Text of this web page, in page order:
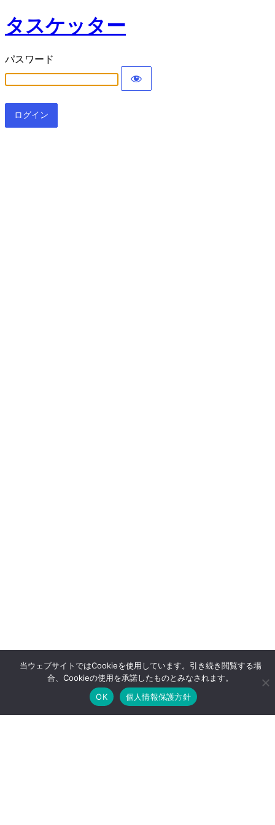
タスケッター
パスワード
当ウェブサイトではCookieを使用しています。引き続き閲覧する場
合、Cookieの使用を承諾したものとみなされます。
OK
個人情報保護方針